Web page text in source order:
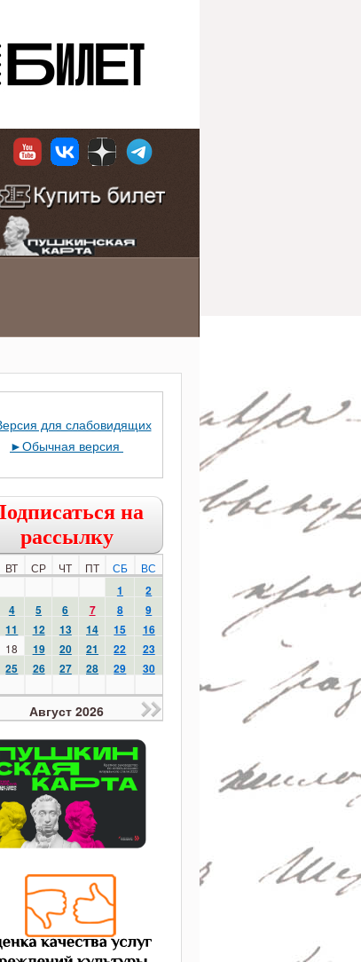
для слабовидящих
►Обычная версия
на
рассылку
ВТ СР ЧТ ПТ СБ ВС
1
2
4 5 6 7 8 9
11 12 13 14 15 16
18 19 20 21 22 23
25 26 27 28 29 30
Август 2026